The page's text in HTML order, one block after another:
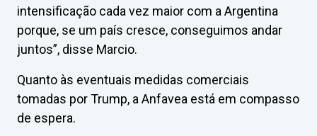
intensificação cada vez maior com a Argentina
porque, se um país cresce, conseguimos andar
juntos”, disse Marcio.
Quanto às eventuais medidas comerciais
tomadas por Trump, a Anfavea está em compasso
de espera.